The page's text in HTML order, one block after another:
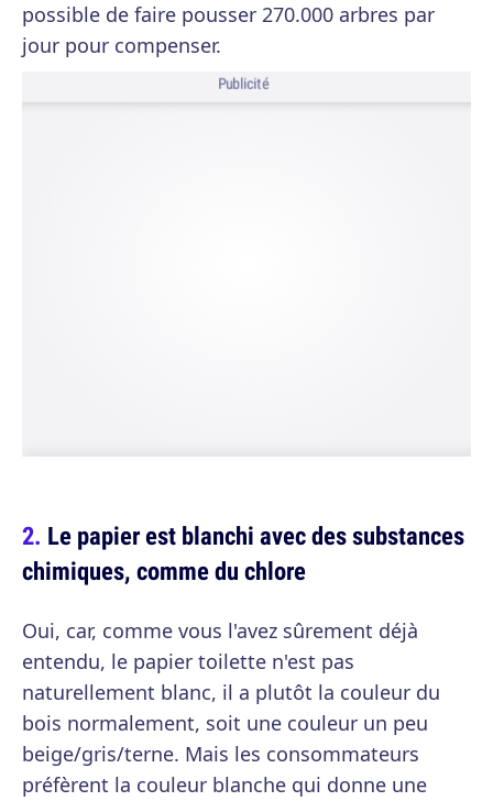
possible de faire pousser 270.000 arbres par
jour pour compenser.
Publicité
Le papier est blanchi avec des substances
chimiques, comme du chlore
Oui, car, comme vous l'avez sûrement déjà
entendu, le papier toilette n'est pas
naturellement blanc, il a plutôt la couleur du
bois normalement, soit une couleur un peu
beige/gris/terne. Mais les consommateurs
préfèrent la couleur blanche qui donne une